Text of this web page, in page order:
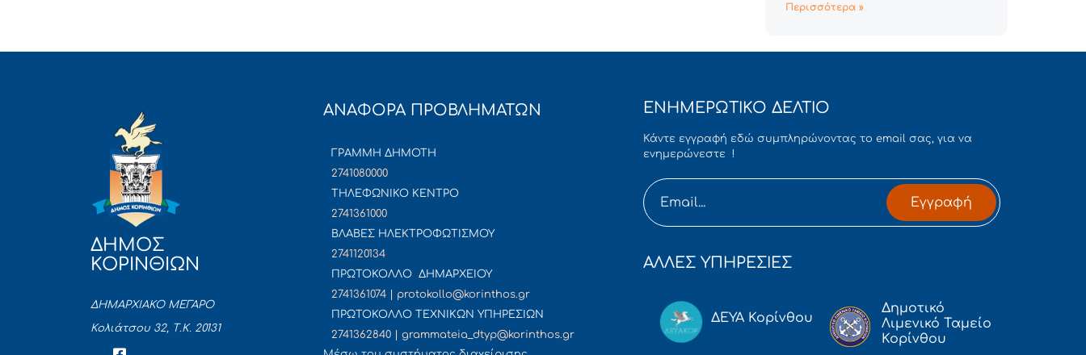
Περισσότερα »
ΔΗΜΟΣ
ΚΟΡΙΝΘΙΩΝ
ΔΗΜΑΡΧΙΑΚΟ ΜΕΓΑΡΟ
Κολιάτσου 32, Τ.Κ. 20131
ΑΝΑΦΟΡΑ ΠΡΟΒΛΗΜΑΤΩΝ
ΓΡΑΜΜΗ ΔΗΜΟΤΗ
2741080000
ΤΗΛΕΦΩΝΙΚΟ ΚΕΝΤΡΟ
2741361000
ΒΛΑΒΕΣ ΗΛΕΚΤΡΟΦΩΤΙΣΜΟΥ
2741120134
ΠΡΩΤΟΚΟΛΛΟ ΔΗΜΑΡΧΕΙΟΥ
2741361074 | protokollo@korinthos.gr
ΠΡΩΤΟΚΟΛΛΟ ΤΕΧΝΙΚΩΝ ΥΠΗΡΕΣΙΩΝ
2741362840 | grammateia_dtyp@korinthos.gr
ΕΝΗΜΕΡΩΤΙΚΟ ΔΕΛΤΙΟ
Κάντε εγγραφή εδώ συμπληρώνοντας το email σας, για να
ενημερώνεστε !
Εγγραφή
ΑΛΛΕΣ ΥΠΗΡΕΣΙΕΣ
ΔΕΥΑ Κορίνθου
Δημοτικό
Λιμενικό Ταμείο
Κορίνθου